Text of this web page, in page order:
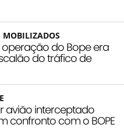
do Bope era
do tráfico de
avião interceptado
confronto com o BOPE